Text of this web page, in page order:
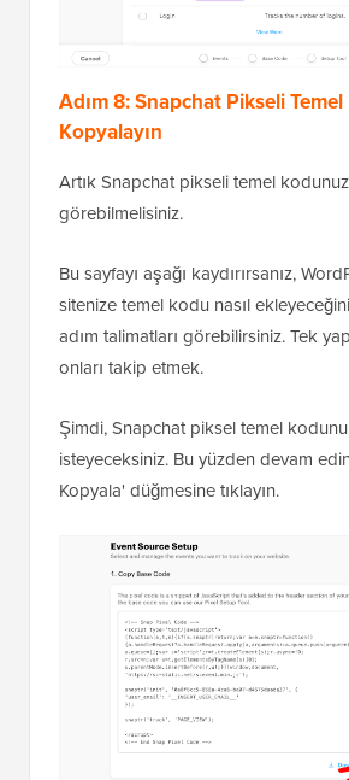
Adım 8: Snapchat Pikseli
Kopyalayın
Artık Snapchat pikseli temel
görebilmelisiniz.
Bu sayfayı aşağı kaydırırsanız,
sitenize temel kodu nasıl
adım talimatları görebilirsiniz. Tek
onları takip etmek.
Şimdi, Snapchat piksel temel
isteyeceksiniz. Bu yüzden devam
Kopyala' düğmesine tıklayın.